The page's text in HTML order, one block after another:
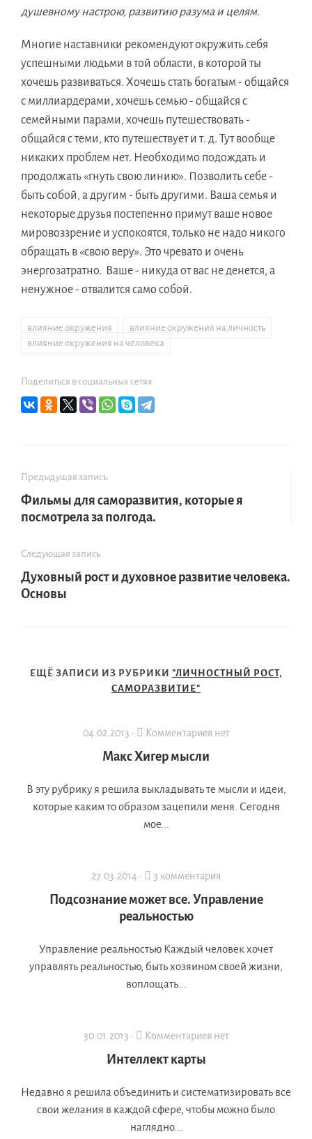
душевному настрою, развитию разума и целям.
Многие наставники рекомендуют окружить себя
успешными людьми в той области, в которой ты
хочешь развиваться. Хочешь стать богатым - общайся
с миллиардерами, хочешь семью - общайся с
семейными парами, хочешь путешествовать -
общайся с теми, кто путешествует и т. д. Тут вообще
никаких проблем нет. Необходимо подождать и
продолжать «гнуть свою линию». Позволить себе -
быть собой, а другим - быть другими. Ваша семья и
некоторые друзья постепенно примут ваше новое
мировоззрение и успокоятся, только не надо никого
обращать в «свою веру». Это чревато и очень
энергозатратно. Ваше - никуда от вас не денется, а
ненужное - отвалится само собой.
влияние окружения влияние окружения на личность
влияние окружения на человека
Поделиться в социальных сетях
Предыдущая запись
Фильмы для саморазвития, которые я
посмотрела за полгода.
Следующая запись
Духовный рост и духовное развитие человека.
Основы
ЕЩЁ ЗАПИСИ ИЗ РУБРИКИ "ЛИЧНОСТНЫЙ РОСТ,
САМОРАЗВИТИЕ"
04.02.2013 · Комментариев нет
Макс Хигер мысли
В эту рубрику я решила выкладывать те мысли и идеи,
которые каким то образом зацепили меня. Сегодня
мое...
27.03.2014 · 3 комментария
Подсознание может все. Управление
реальностью
Управление реальностью Каждый человек хочет
управлять реальностью, быть хозяином своей жизни,
воплощать...
30.01.2013 · Комментариев нет
Интеллект карты
Недавно я решила объединить и систематизировать все
свои желания в каждой сфере, чтобы можно было
наглядно...